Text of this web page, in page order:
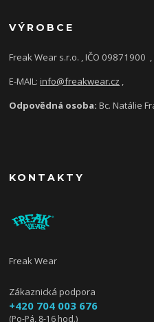
VÝROBCE
Freak Wear s.r.o. , IČO 09871900
E-MAIL:info@freakwear.cz ,
Odpovědná osoba:Bc. Natálie
KONTAKTY
Freak Wear
Zákaznická podpora
+420 704 003 676
(Po-Pá, 8-16 hod.)